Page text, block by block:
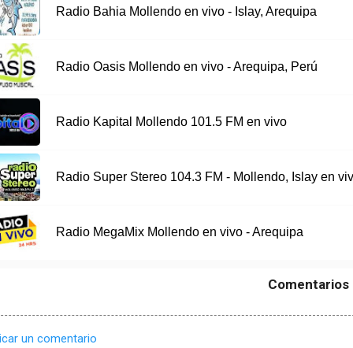
Radio Bahia Mollendo en vivo - Islay, Arequipa
Radio Oasis Mollendo en vivo - Arequipa, Perú
Radio Kapital Mollendo 101.5 FM en vivo
Radio Super Stereo 104.3 FM - Mollendo, Islay en
Radio MegaMix Mollendo en vivo - Arequipa
Comentarios
un comentario